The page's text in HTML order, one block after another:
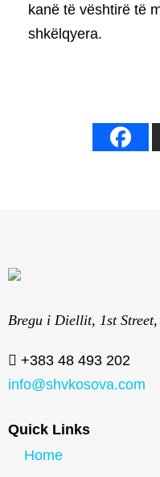
kanë të vështirë të
shkëlqyera.
Bregu i Diellit, 1st
+383 48 493 202
info@shvkosova.com
Quick Links
Home